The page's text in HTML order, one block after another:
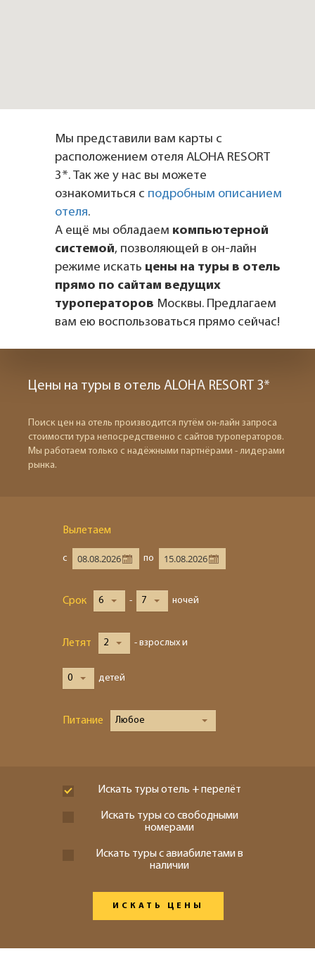
Мы представили вам карты с
расположением отеля ALOHA RESORT
3*. Так же у нас вы можете
ознакомиться с подробным описанием
отеля.
А ещё мы обладаем компьютерной
системой, позволяющей в он-лайн
режиме искать цены на туры в отель
прямо по сайтам ведущих
туроператоров Москвы. Предлагаем
вам ею воспользоваться прямо сейчас!
Цены на туры в отель ALOHA RESORT 3*
Поиск цен на отель производится путём он-лайн запроса
стоимости тура непосредственно с сайтов туроператоров.
Мы работаем только с надёжными партнёрами - лидерами
рынка.
Вылетаем
с по
Срок 6 - 7 ночей
Летят 2 - взрослых и
0 детей
Питание Любое
Искать туры отель + перелёт
Искать туры со свободными
номерами
Искать туры с авиабилетами в
наличии
ИСКАТЬ ЦЕНЫ